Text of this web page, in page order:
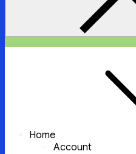
Home
Account